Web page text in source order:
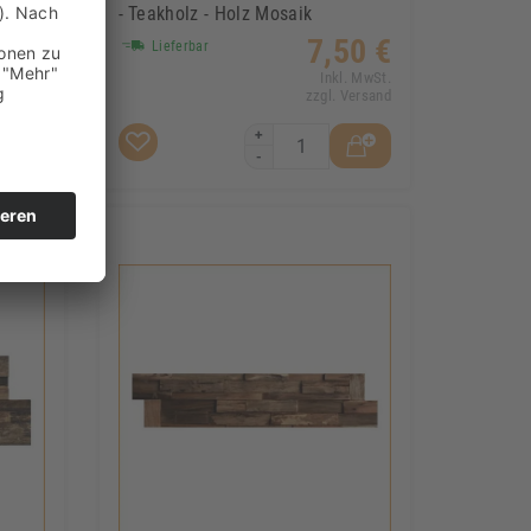
€
MwSt.
- Teakholz - Holz Mosaik
Lieferbar 7,50 €
Inkl. MwSt.
zzgl. Versand
+
-